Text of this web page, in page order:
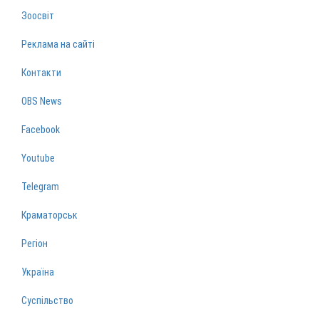
Зоосвіт
Реклама на сайті
Контакти
OBS News
Facebook
Youtube
Telegram
Краматорськ
Регіон
Україна
Суспільство